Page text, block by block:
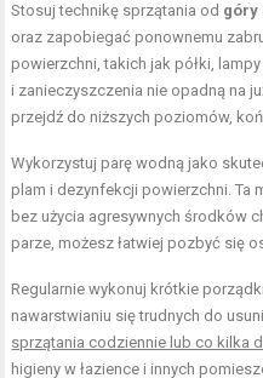
Stosuj technikę sprzątania od góry
oraz zapobiegać ponownemu
powierzchni, takich jak półki,
i zanieczyszczenia nie opadną na
przejdź do niższych poziomów,
Wykorzystuj parę wodną jako
plam i dezynfekcji powierzchni. Ta
bez użycia agresywnych środków
parze, możesz łatwiej pozbyć się
Regularnie wykonuj krótkie
nawarstwianiu się trudnych do
sprzątania codziennie lub co kilka
higieny w łazience i innych